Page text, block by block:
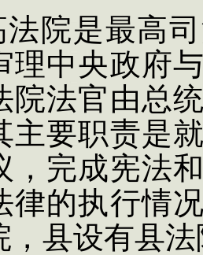
法院是最高
理中央政府
院法官由总
主要职责是
，完成宪法
律的执行情
，县设有县